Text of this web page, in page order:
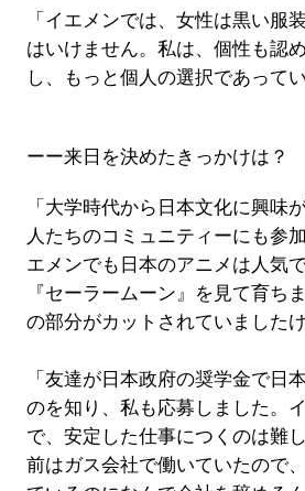
「イエメンでは、女性は黒い服
はいけません。私は、個性も認
し、もっと個人の選択であって
ーー来日を決めたきっかけは？
「大学時代から日本文化に興味
人たちのコミュニティーにも参
エメンでも日本のアニメは人気
『セーラームーン』を見て育ち
の部分がカットされていましたけ
「友達が日本政府の奨学金で日
のを知り、私も応募しました。
で、安定した仕事につくのは難
前はガス会社で働いていたので